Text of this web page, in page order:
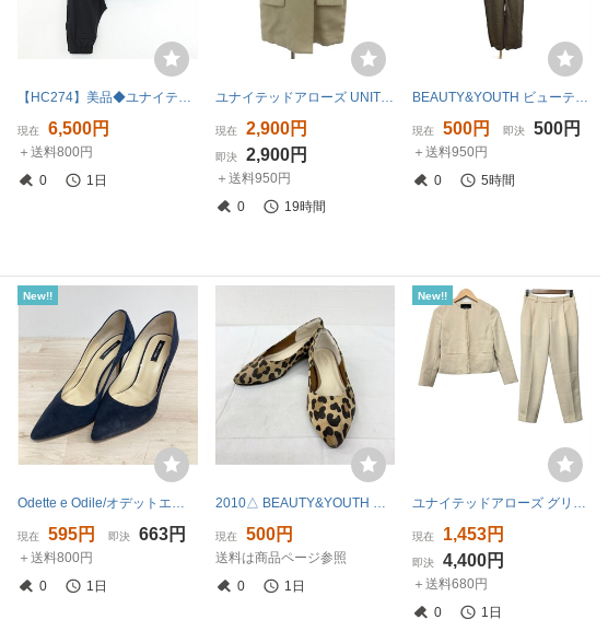
【HC274】美品◆ユナイテッドアローズ green label relaxing グリーンレーベルリラクシング ジャケット＆パンツ セットアップ 38
現在 6,500円
＋送料800円
0
1日
ユナイテッドアローズ UNITED ARROWS ベスト ジレ アイボリー ノースリーブ 無地 Vネック 1522-270-2873 /GG レディース
現在 2,900円
即決 2,900円
＋送料950円
0
19時間
BEAUTY&YOUTH ビューティー&ユース キュプラツイルジャンプスーツ つなぎ M カーキ 緑 グリーン 1626-151-3559 ■FY レディース
現在 500円 即決 500円
＋送料950円
0
5時間
New!!
Odette e Odile/オデットエオディール パンプス 25cm ネイビー 紺 ヒール スエード調 51356 レディース[OC02975]
現在 595円 即決 663円
＋送料800円
0
1日
2010△ BEAUTY&YOUTH UNITED ARROWS ビューティーアンドユースユナイテッドアローズ パンプス レディース サイズ37 ヒョウ柄 秋冬 靴
現在 500円
送料は商品ページ参照
0
1日
New!!
ユナイテッドアローズ グリーンレーベル United Arrows GREEN LABEL RELAXING レディースパンツスーツ - ライトイエロー レディース 美品
現在 1,453円
即決 4,400円
＋送料680円
0
1日